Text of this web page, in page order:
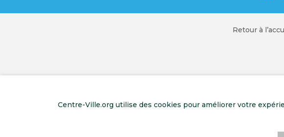
Retour à
Centre-Ville.org utilise des cookies pour améliorer votre